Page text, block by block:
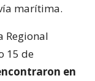
marítima.
Regional
15 de
en